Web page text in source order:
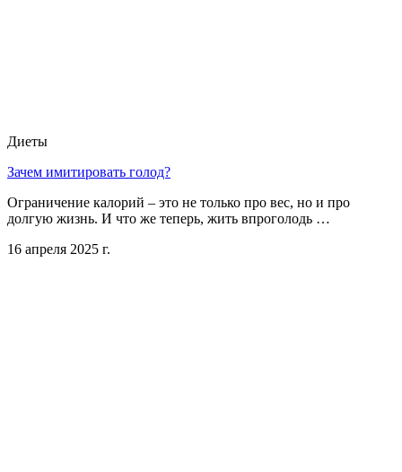
Диеты
Зачем имитировать голод?
Ограничение калорий – это не только про вес, но и про
долгую жизнь. И что же теперь, жить впроголодь …
16 апреля 2025 г.